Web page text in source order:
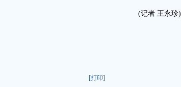
(记者 王永珍)
[打印]